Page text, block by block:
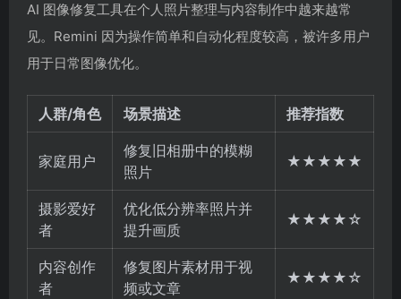
AI 图像修复工具在个人照片整理与内容制作中越来越常
见。Remini 因为操作简单和自动化程度较高，被许多用户
用于日常图像优化。
人群/角色 场景描述 推荐指数
家庭用户
修复旧相册中的模糊
照片
★★★★★
摄影爱好
者
优化低分辨率照片并
提升画质
★★★★☆
内容创作
者
修复图片素材用于视
频或文章
★★★★☆